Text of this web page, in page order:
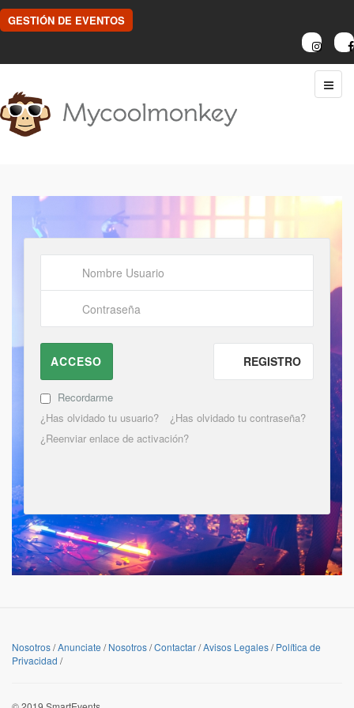
GESTIÓN DE EVENTOS
ACCESO REGISTRO
Recordarme
¿Has olvidado tu usuario?
¿Has olvidado tu contraseña?
¿Reenviar enlace de activación?
Nosotros/Anunciate /Nosotros/Contactar/Avisos Legales/Política de
Privacidad /